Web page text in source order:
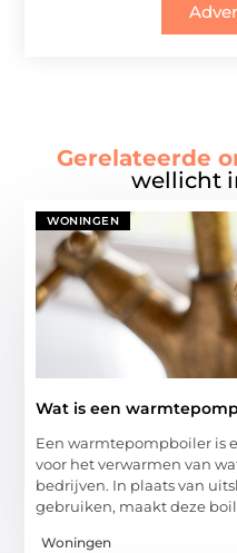
Gerelateerde
wellicht
WONINGEN
Wat is een
Een warmtepompboiler is
voor het verwarmen van
bedrijven. In plaats van
gebruiken, maakt deze
Woningen